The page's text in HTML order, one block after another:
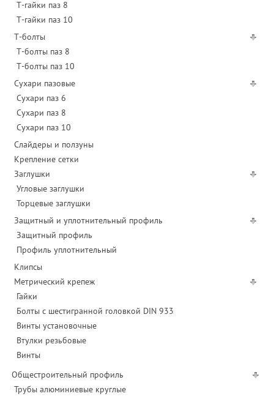
Т-гайки паз 8
Т-гайки паз 10
Т-болты
Т-болты паз 8
Т-болты паз 10
Сухари пазовые
Сухари паз 6
Сухари паз 8
Сухари паз 10
Слайдеры и ползуны
Крепление сетки
Заглушки
Угловые заглушки
Торцевые заглушки
Защитный и уплотнительный профиль
Защитный профиль
Профиль уплотнительный
Клипсы
Метрический крепеж
Гайки
Болты с шестигранной головкой DIN 933
Винты установочные
Втулки резьбовые
Винты
Общестроительный профиль
Трубы алюминиевые круглые